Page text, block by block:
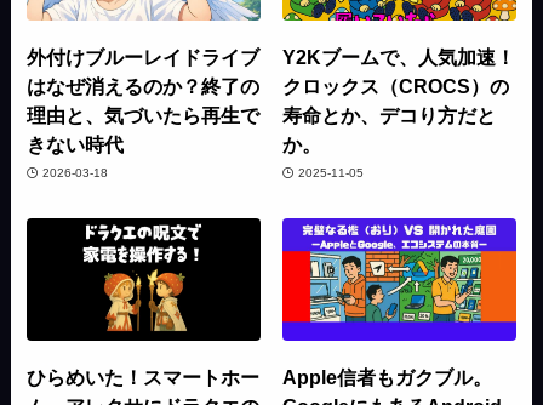
外付けブルーレイドライブ
はなぜ消えるのか？終了の
理由と、気づいたら再生で
きない時代
2026-03-18
Y2Kブームで、人気加速！
クロックス（CROCS）の
寿命とか、デコり方だと
か。
2025-11-05
ひらめいた！スマートホー
Apple信者もガクブル。